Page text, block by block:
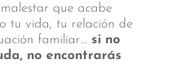
que acabe
tu vida, tu relación de
familiar… si no
no encontrarás